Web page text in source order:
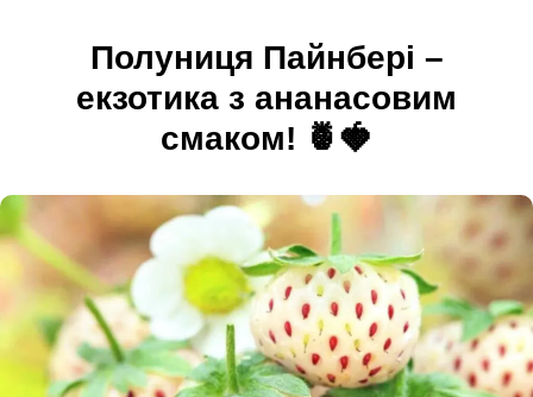
Полуниця Пайнбері –
екзотика з ананасовим
смаком! 🍍🍓